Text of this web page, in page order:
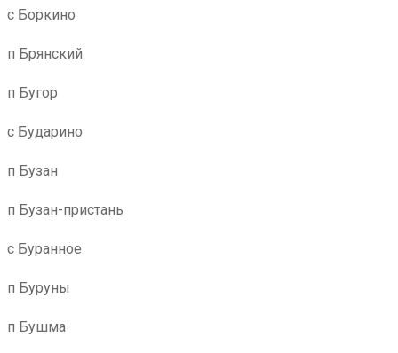
с Боркино
п Брянский
п Бугор
с Бударино
п Бузан
п Бузан-пристань
с Буранное
п Буруны
п Бушма